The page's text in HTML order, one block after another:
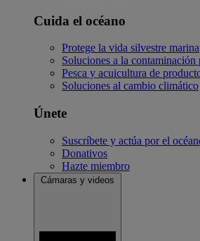
Cuida el océano
Protege la vida silvestre marina
Soluciones a la contaminación
Pesca y acuicultura de
Soluciones al cambio climático
Únete
Suscríbete y actúa por el
Donativos
Hazte miembro
Cámaras y videos